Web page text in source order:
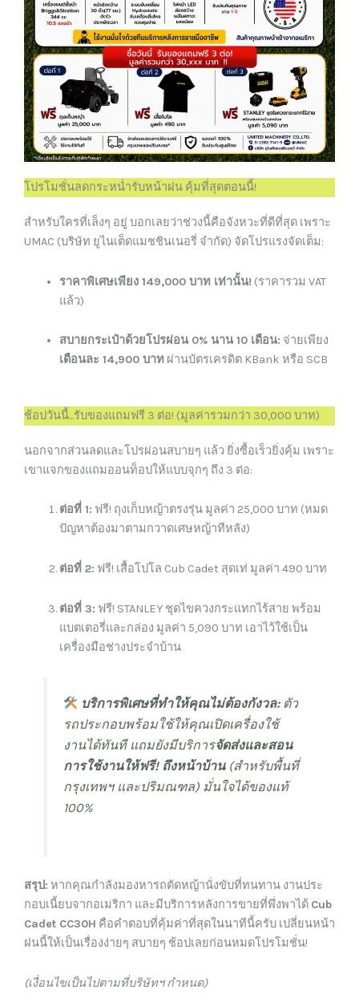
โปรโมชั่นลดกระหน่ำรับหน้าฝน คุ้มที่สุดตอนนี้!
สำหรับใครที่เล็งๆ อยู่ บอกเลยว่าช่วงนี้คือจังหวะที่ดีที่สุด เพราะ
UMAC (บริษัท ยูไนเต็ดแมชชินเนอรี่ จำกัด) จัดโปรแรงจัดเต็ม:
ราคาพิเศษเพียง 149,000 บาท เท่านั้น! (ราคารวม VAT
แล้ว)
สบายกระเป๋าด้วยโปรผ่อน 0% นาน 10 เดือน: จ่ายเพียง
เดือนละ 14,900 บาทผ่านบัตรเครดิต KBank หรือ SCB
ช้อปวันนี้...รับของแถมฟรี 3 ต่อ! (มูลค่ารวมกว่า 30,000 บาท)
นอกจากส่วนลดและโปรผ่อนสบายๆ แล้ว ยิ่งซื้อเร็วยิ่งคุ้ม เพราะ
เขาแจกของแถมออนท็อปให้แบบจุกๆ ถึง 3 ต่อ:
ต่อที่ 1: ฟรี! ถุงเก็บหญ้าตรงรุ่น มูลค่า 25,000 บาท (หมด
ปัญหาต้องมาตามกวาดเศษหญ้าทีหลัง)
ต่อที่ 2: ฟรี! เสื้อโปโล Cub Cadet สุดเท่ มูลค่า 490 บาท
ต่อที่ 3: ฟรี! STANLEY ชุดไขควงกระแทกไร้สาย พร้อม
แบตเตอรี่และกล่อง มูลค่า 5,090 บาท เอาไว้ใช้เป็น
เครื่องมือช่างประจำบ้าน
บริการพิเศษที่ทำให้คุณไม่ต้องกังวล:ตัว
รถประกอบพร้อมใช้ให้คุณเปิดเครื่องใช้
งานได้ทันที แถมยังมีบริการจัดส่งและสอน
การใช้งานให้ฟรี! ถึงหน้าบ้าน(สำหรับพื้นที่
กรุงเทพฯ และปริมณฑล) มั่นใจได้ของแท้
100%
สรุป: หากคุณกำลังมองหารถตัดหญ้านั่งขับที่ทนทาน งานประ
กอบเนี้ยบจากอเมริกา และมีบริการหลังการขายที่พึ่งพาได้ Cub
Cadet CC30H คือคำตอบที่คุ้มค่าที่สุดในนาทีนี้ครับ เปลี่ยนหน้า
ฝนนี้ให้เป็นเรื่องง่ายๆ สบายๆ ช้อปเลยก่อนหมดโปรโมชั่น!
(เงื่อนไขเป็นไปตามที่บริษัทฯ กำหนด)